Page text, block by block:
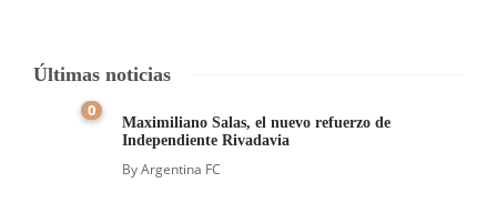
Últimas noticias
0
Maximiliano Salas, el nuevo refuerzo de
Independiente Rivadavia
ByArgentina FC